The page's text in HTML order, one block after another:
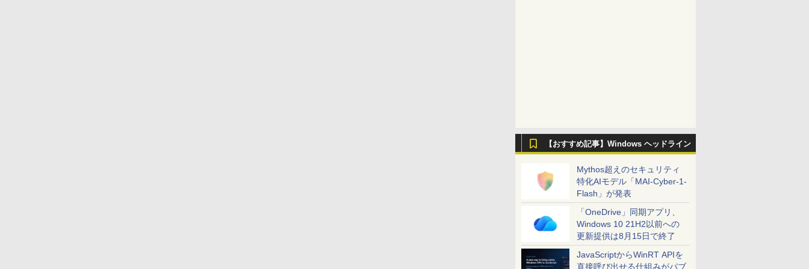
【おすすめ記事】Windows ヘッドライン
Mythos超えのセキュリティ
特化AIモデル「MAI-Cyber-1-
Flash」が発表
「OneDrive」同期アプリ、
Windows 10 21H2以前への
更新提供は8月15日で終了
JavaScriptからWinRT APIを
直接呼び出せる仕組みがパブ